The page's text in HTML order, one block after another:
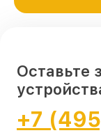
Оставьте
+7